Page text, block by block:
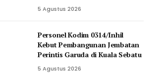
5 Agustus 2026
Personel Kodim 0314/Inhil
Kebut Pembangunan Jembatan
Perintis Garuda di Kuala Sebatu
5 Agustus 2026